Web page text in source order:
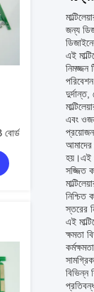
বোর্ড
জন্য
এই
নিমজ্জন
এবং
আমাদের
হয়।এই
সজ্জিত
নিশ্চিত
স্তরের
এই
ক্ষমতা
বিভিন্ন